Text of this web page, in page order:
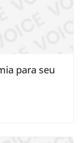
para seu